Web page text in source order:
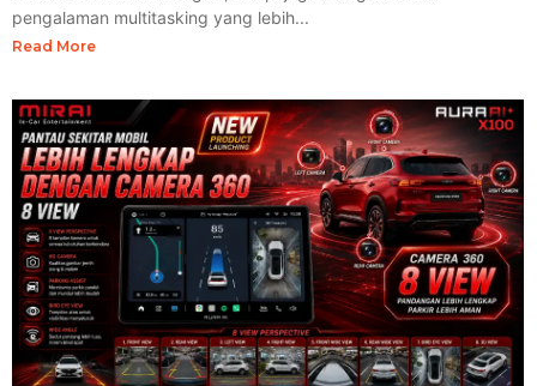
pengalaman multitasking yang lebih...
Read More